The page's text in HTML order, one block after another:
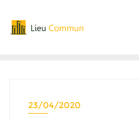
content
23/04/2020